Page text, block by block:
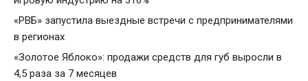
«РВБ» запустила выездные встречи с предпринимателями
в регионах
«Золотое Яблоко»: продажи средств для губ выросли в
4,5 раза за 7 месяцев